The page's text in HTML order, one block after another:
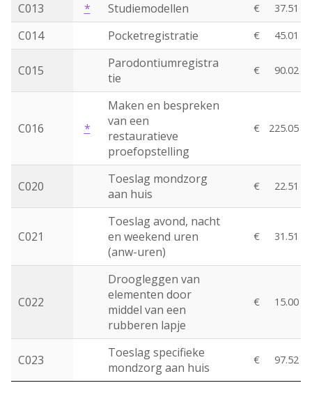
C013 * Studiemodellen € 37.51
C014 Pocketregistratie € 45.01
C015
Parodontiumregistra
tie
€ 90.02
C016 *
Maken en bespreken
van een
restauratieve
proefopstelling
€ 225.05
C020
Toeslag mondzorg
aan huis
€ 22.51
C021
Toeslag avond, nacht
en weekend uren
(anw-uren)
€ 31.51
C022
Droogleggen van
elementen door
middel van een
rubberen lapje
€ 15.00
C023
Toeslag specifieke
mondzorg aan huis
€ 97.52